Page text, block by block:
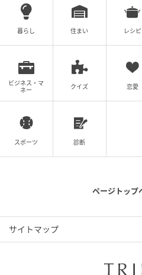
「推しパン総選挙1位」に輝
チーくん。かわいい顔をし
ぶ濡れで大はしゃぎ」「機
チギレる」「ニンジンは絶
すぎるエピソードと見た目
そりニンジンを食べさせら
せん。
2004年に産経新聞社へ入社
を経て、東京社会部では厚
問題などの社会課題を深く掘
手掛けてきた。その後、産
暮らし 住まい レシピ
ビジネス・マ
ネー
クイズ 恋愛
スポーツ 診断
ページトップ
サイトマップ